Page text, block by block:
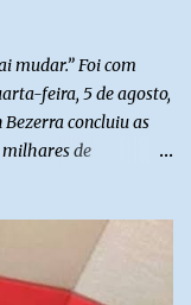
interestadual. As
mudar.” Foi com
feira, 5 de agosto,
concluiu as
milhares de
do 167 Razões RN
municípios
começou em 29 de